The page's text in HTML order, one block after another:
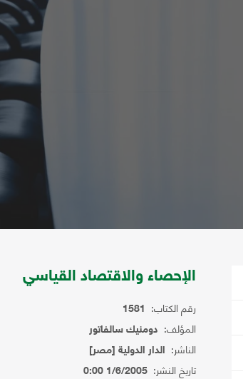
الإحصاء والاقتصاد القياسي
رقم الكتاب: 1581
المؤلف: دومنيك سالفاتور
الناشر: الدار الدولية [مصر]
تاريخ النشر: 1/6/2005 0:00